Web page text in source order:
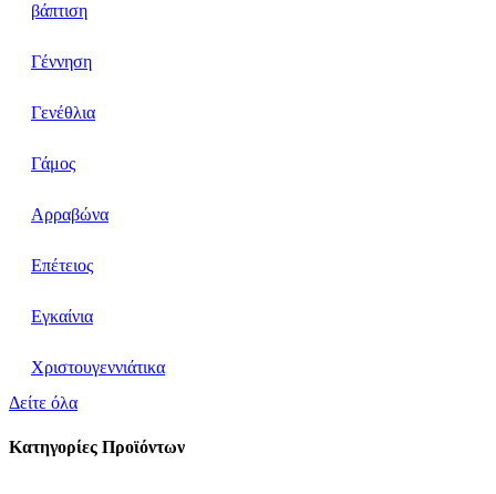
βάπτιση
Γέννηση
Γενέθλια
Γάμος
Αρραβώνα
Επέτειος
Εγκαίνια
Χριστουγεννιάτικα
Δείτε όλα
Κατηγορίες Προϊόντων